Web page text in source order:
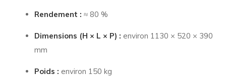
Rendement : ≈ 80 %
Dimensions (H × L × P) : environ 1130 × 520 × 390
mm
Poids : environ 150 kg